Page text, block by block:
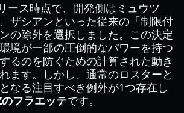
ース時点で、開発側はミュウツ
ザシアンといった従来の「制限付
の除外を選択しました。この決定
境が一部の圧倒的なパワーを持つ
るのを防ぐための計算された動き
ます。しかし、通常のロスターと
なる注目すべき例外が1つ存在し
フラエッテです。